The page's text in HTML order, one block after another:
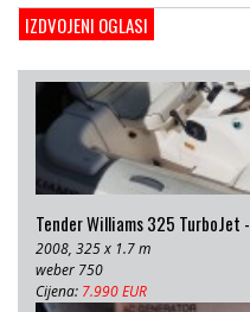
2008, 27 x 6.5 m,
Cijena:
IZDVOJENI OGLASI
Tender Williams 325 TurboJet
2008, 325 x 1.7 m
weber 750
Cijena: 7.990 EUR